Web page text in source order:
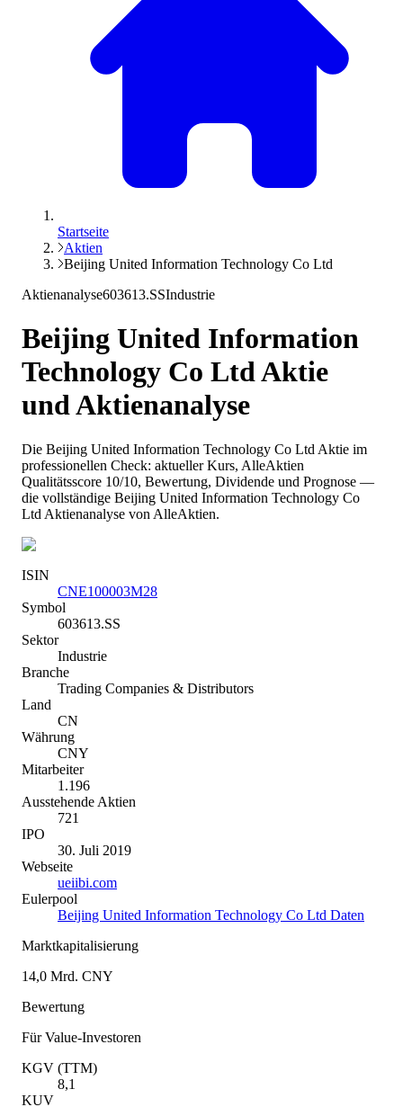
Startseite
Aktien
Beijing United Information Technology Co Ltd
Aktienanalyse603613.SSIndustrie
Beijing United Information
Technology Co LtdAktie
und Aktienanalyse
Die Beijing United Information Technology Co Ltd Aktie im
professionellen Check: aktueller Kurs, AlleAktien
Qualitätsscore 10/10, Bewertung, Dividende und Prognose —
die vollständige Beijing United Information Technology Co
Ltd Aktienanalyse von AlleAktien.
ISIN
CNE100003M28
Symbol
603613.SS
Sektor
Industrie
Branche
Trading Companies & Distributors
Land
CN
Währung
CNY
Mitarbeiter
1.196
Ausstehende Aktien
721
IPO
30. Juli 2019
Webseite
ueiibi.com
Eulerpool
Beijing United Information Technology Co Ltd Daten
Marktkapitalisierung
14,0 Mrd. CNY
Bewertung
Für Value-Investoren
KGV (TTM)
8,1
KUV